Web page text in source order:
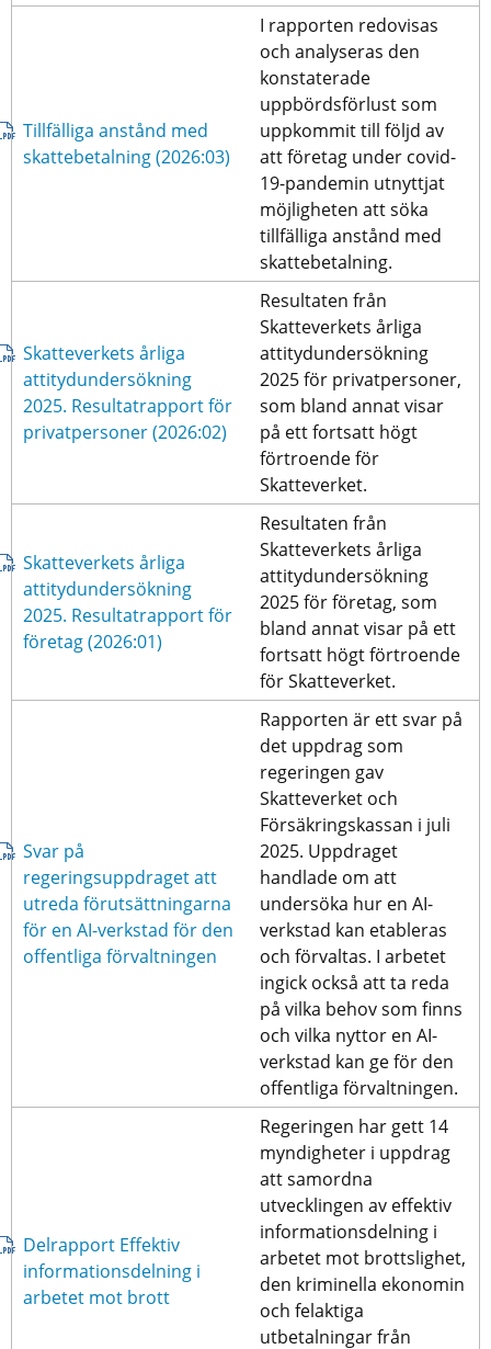
Tillfälliga anstånd med
skattebetalning (2026:03) pdf, 716 kB.
I rapporten redovisas
och analyseras den
konstaterade
uppbördsförlust som
uppkommit till följd av
att företag under covid-
19-pandemin utnyttjat
möjligheten att söka
tillfälliga anstånd med
skattebetalning.
Skatteverkets årliga
attitydundersökning
2025. Resultatrapport för
privatpersoner (2026:02) pdf, 1 MB.
Resultaten från
Skatteverkets årliga
attitydundersökning
2025 för privatpersoner,
som bland annat visar
på ett fortsatt högt
förtroende för
Skatteverket.
Skatteverkets årliga
attitydundersökning
2025. Resultatrapport för
företag (2026:01)
Resultaten från
Skatteverkets årliga
attitydundersökning
2025 för företag, som
bland annat visar på ett
fortsatt högt förtroende
för Skatteverket.
Svar på
regeringsuppdraget att
utreda förutsättningarna
för en AI-verkstad för den
offentliga förvaltningen pdf, 1 MB.
Rapporten är ett svar på
det uppdrag som
regeringen gav
Skatteverket och
Försäkringskassan i juli
2025. Uppdraget
handlade om att
undersöka hur en AI-
verkstad kan etableras
och förvaltas. I arbetet
ingick också att ta reda
på vilka behov som finns
och vilka nyttor en AI-
verkstad kan ge för den
offentliga förvaltningen.
Delrapport Effektiv
informationsdelning i
arbetet mot brottpdf, 908 kB.
Regeringen har gett 14
myndigheter i uppdrag
att samordna
utvecklingen av effektiv
informationsdelning i
arbetet mot brottslighet,
den kriminella ekonomin
och felaktiga
utbetalningar från